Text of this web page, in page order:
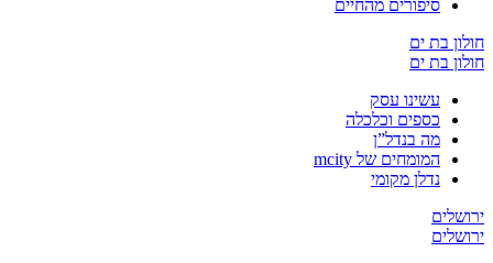
סיפורים מהחיים
בת ים
בת ים
עשינו עסק
כספים וכלכלה
מה בנדל”ן
המומחים של mcity
נדלן מקומי